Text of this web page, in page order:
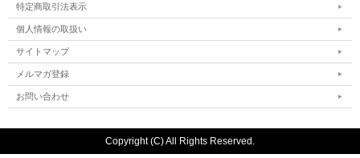
特定商取引法表示
個人情報の取扱い
サイトマップ
メルマガ登録
お問い合わせ
Copyright (C) All Rights Reserved.